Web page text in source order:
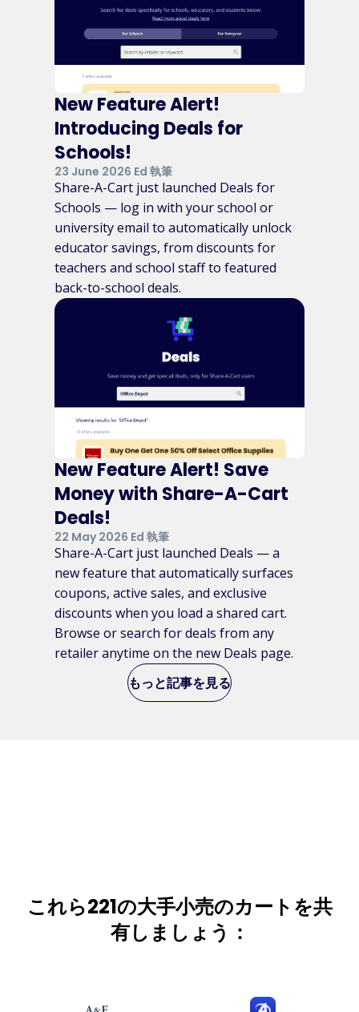
New Feature Alert!
Introducing Deals for
Schools!
23 June 2026 Ed 執筆
Share-A-Cart just launched Deals for
Schools — log in with your school or
university email to automatically unlock
educator savings, from discounts for
teachers and school staff to featured
back-to-school deals.
New Feature Alert! Save
Money with Share-A-Cart
Deals!
22 May 2026 Ed 執筆
Share-A-Cart just launched Deals — a
new feature that automatically surfaces
coupons, active sales, and exclusive
discounts when you load a shared cart.
Browse or search for deals from any
retailer anytime on the new Deals page.
もっと記事を見る
これら221の大手小売のカートを共
有しましょう：